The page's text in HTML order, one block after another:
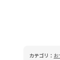
カテゴリ：